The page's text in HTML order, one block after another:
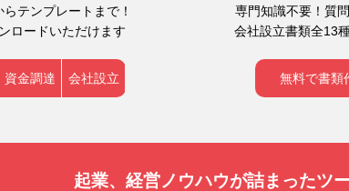
テンプレートまで！
ロードいただけます
資金調達 会社設立
専門知識不要！質
会社設立書類全13
無料で書類
起業、経営ノウハウが詰まったツ